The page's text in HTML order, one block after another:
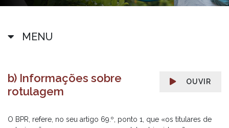
MENU
OUVIR
b) Informações sobre
rotulagem
O BPR, refere, no seu artigo 69.º, ponto 1, que «os titulares de